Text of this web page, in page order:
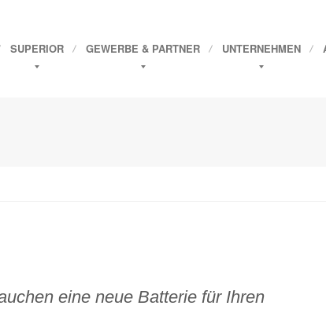
SUPERIOR GEWERBE & PARTNER UNTERNEHMEN
eine neue Batterie für Ihren